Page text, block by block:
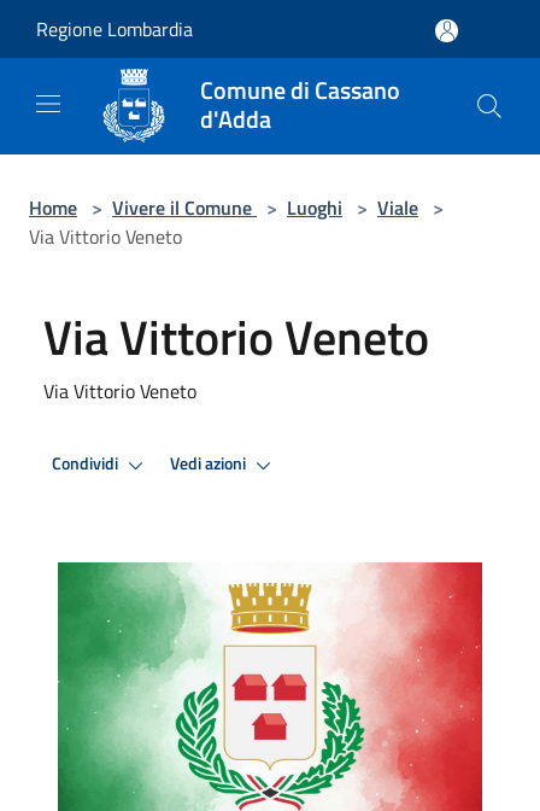
Regione Lombardia
Comune di Cassano
d'Adda
Home > Vivere il Comune > Luoghi > Viale >
Via Vittorio Veneto
Via Vittorio Veneto
Via Vittorio Veneto
Condividi Vedi azioni